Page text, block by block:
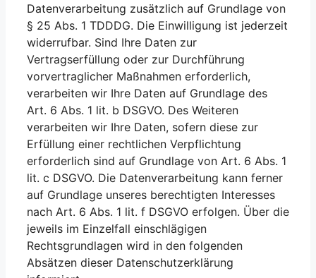
Datenverarbeitung zusätzlich auf Grundlage von
§ 25 Abs. 1 TDDDG. Die Einwilligung ist jederzeit
widerrufbar. Sind Ihre Daten zur
Vertragserfüllung oder zur Durchführung
vorvertraglicher Maßnahmen erforderlich,
verarbeiten wir Ihre Daten auf Grundlage des
Art. 6 Abs. 1 lit. b DSGVO. Des Weiteren
verarbeiten wir Ihre Daten, sofern diese zur
Erfüllung einer rechtlichen Verpflichtung
erforderlich sind auf Grundlage von Art. 6 Abs. 1
lit. c DSGVO. Die Datenverarbeitung kann ferner
auf Grundlage unseres berechtigten Interesses
nach Art. 6 Abs. 1 lit. f DSGVO erfolgen. Über die
jeweils im Einzelfall einschlägigen
Rechtsgrundlagen wird in den folgenden
Absätzen dieser Datenschutzerklärung